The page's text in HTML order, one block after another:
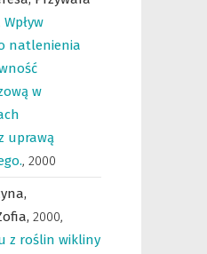
Wpływ
natlenienia
w
uprawą
, 2000
2000,
z roślin wikliny